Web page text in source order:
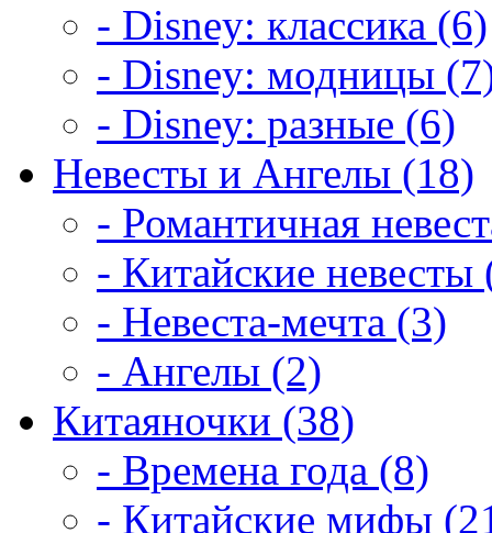
- Disney: классика (6)
- Disney: модницы
- Disney: разные (6)
Невесты и Ангелы (18)
- Романтичная
- Китайские невесты
- Невеста-мечта (3)
- Ангелы (2)
Китаяночки (38)
- Времена года (8)
- Китайские мифы